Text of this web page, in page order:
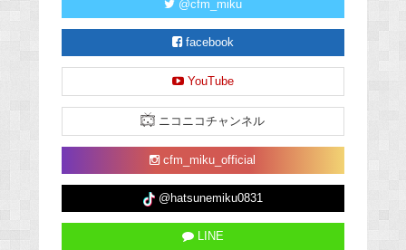
@cfm_miku
facebook
YouTube
ニコニコチャンネル
cfm_miku_official
@hatsunemiku0831
LINE